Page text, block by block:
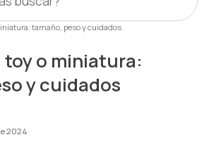
tamaño, peso y cuidados
o miniatura:
y cuidados
2024